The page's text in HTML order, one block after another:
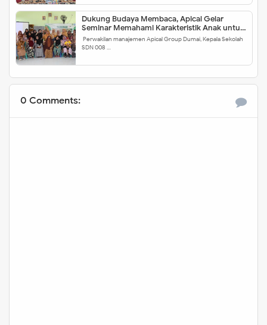
Dukung Budaya Membaca, Apical Gelar
Seminar Memahami Karakteristik Anak untuk
Meningkatkan Minat Baca
Perwakilan manajemen Apical Group Dumai, Kepala Sekolah
SDN 008 …
0 Comments: